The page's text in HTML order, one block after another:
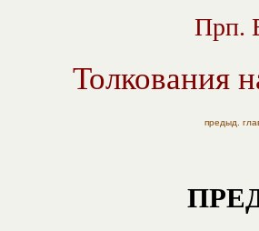
Прп.
Толкования
предыд.